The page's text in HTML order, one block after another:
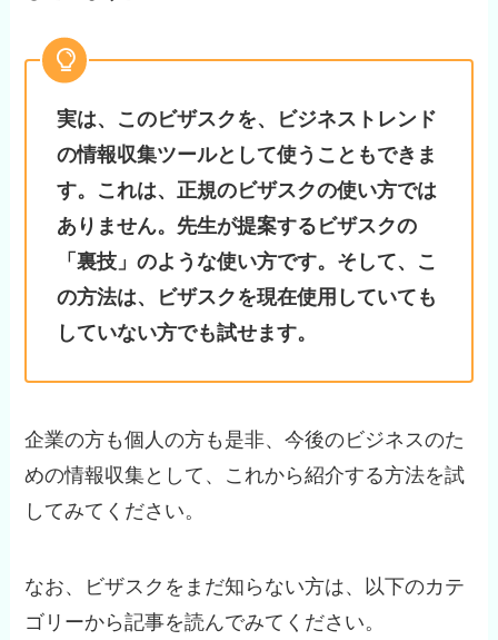
実は、このビザスクを、ビジネストレンド
の情報収集ツールとして使うこともできま
す。これは、正規のビザスクの使い方では
ありません。先生が提案するビザスクの
「裏技」のような使い方です。そして、こ
の方法は、ビザスクを現在使用していても
していない方でも試せます。
企業の方も個人の方も是非、今後のビジネスのた
めの情報収集として、これから紹介する方法を試
してみてください。
なお、ビザスクをまだ知らない方は、以下のカテ
ゴリーから記事を読んでみてください。